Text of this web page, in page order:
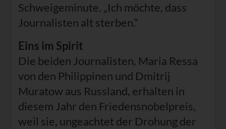
Schweigeminute. „Ich möchte, dass
Journalisten alt sterben.“
Eins im Spirit
Die beiden Journalisten, Maria Ressa
von den Philippinen und Dmitrij
Muratow aus Russland, erhalten in
diesem Jahr den Friedensnobelpreis,
weil sie, ungeachtet der Drohung der